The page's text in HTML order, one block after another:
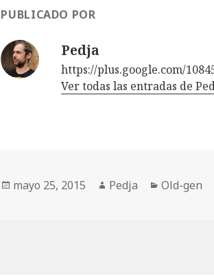
PUBLICADO POR
Pedja
https://plus.google.com/
Ver todas las entradas de
Publicado
mayo 25, 2015 Autor
Pedja Old-gen